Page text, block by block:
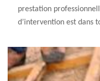
prestation
d’intervention est dans